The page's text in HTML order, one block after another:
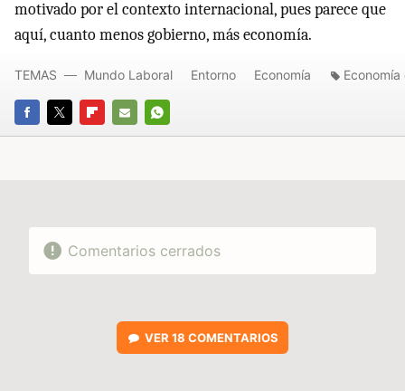
motivado por el contexto internacional, pues parece que
aquí, cuanto menos gobierno, más economía.
FACEBOOK
TWITTERFLIPBOARD
E-
WHATSAPP
TEMAS Mundo Laboral Entorno Economía
Comentarios cerrados
VER 18 COMENTARIOS